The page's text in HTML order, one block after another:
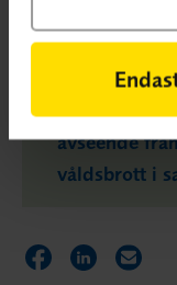
Läs
avseende
våldsbrott i
DelaDela